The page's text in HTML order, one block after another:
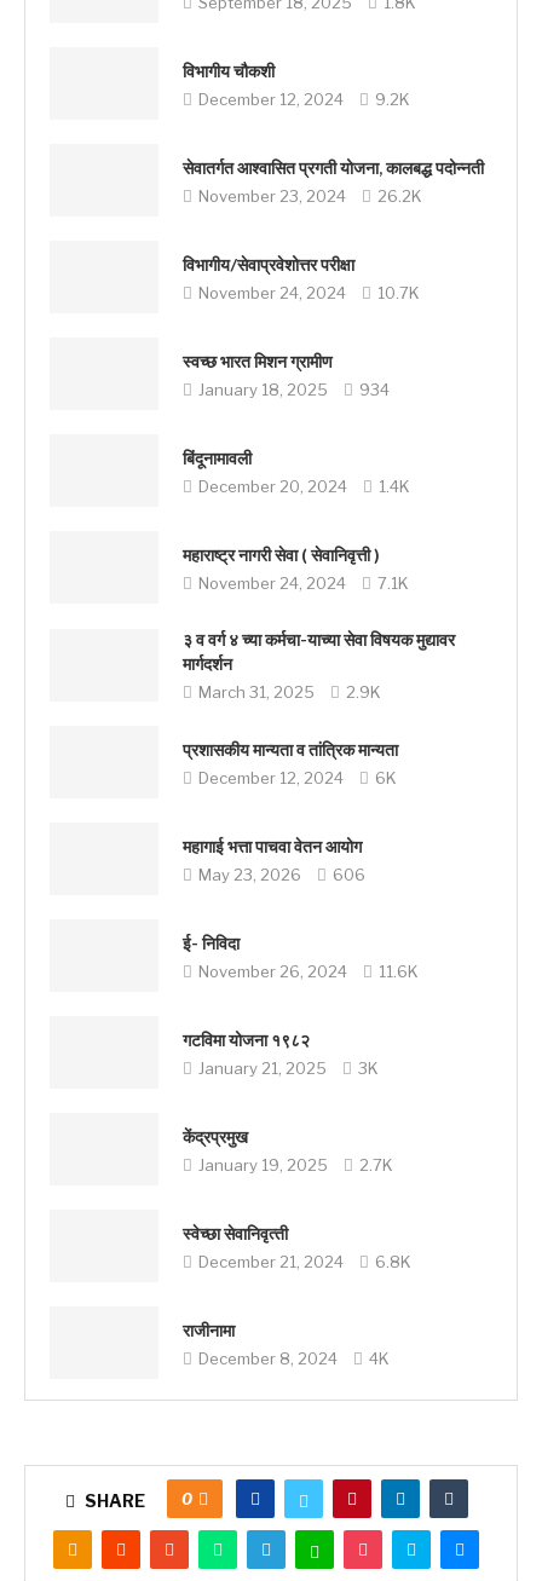
विभागीय चौकशी
December 12, 2024 9.2K
सेवातर्गत आश्वासित प्रगती योजना, कालबद्ध पदोन्नती
November 23, 2024 26.2K
विभागीय/सेवाप्रवेशोत्तर परीक्षा
November 24, 2024 10.7K
स्वच्छ भारत मिशन ग्रामीण
January 18, 2025 934
बिंदूनामावली
December 20, 2024 1.4K
महाराष्ट्र नागरी सेवा ( सेवानिवृत्ती )
November 24, 2024 7.1K
३ व वर्ग ४ च्या कर्मचा-याच्या सेवा विषयक मुद्यावर
मार्गदर्शन
March 31, 2025 2.9K
प्रशासकीय मान्यता व तांत्रिक मान्यता
December 12, 2024 6K
महागाई भत्ता पाचवा वेतन आयोग
May 23, 2026 606
ई- निविदा
November 26, 2024 11.6K
गटविमा योजना १९८२
January 21, 2025 3K
केंद्रप्रमुख
January 19, 2025 2.7K
स्‍वेच्‍छा सेवानिवृत्‍ती
December 21, 2024 6.8K
राजीनामा
December 8, 2024 4K
SHARE 0